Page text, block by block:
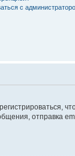
с
отправка